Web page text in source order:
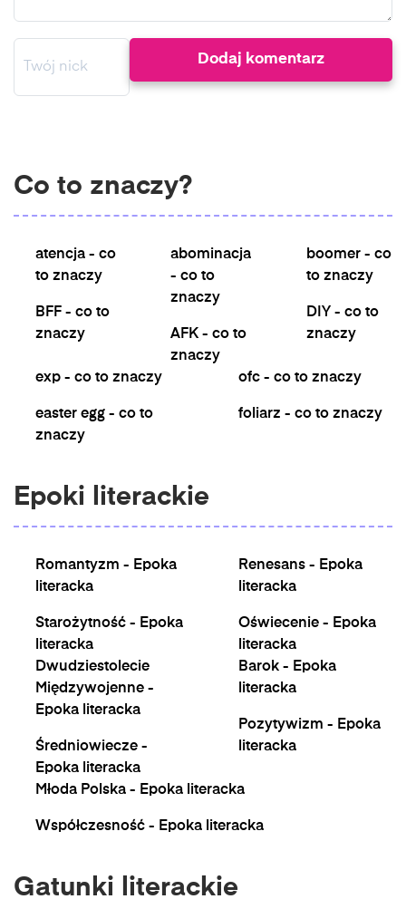
Co to znaczy?
atencja - co
to znaczy
BFF - co to
znaczy
abominacja
- co to
znaczy
AFK - co to
znaczy
boomer - co
to znaczy
DIY - co to
znaczy
exp - co to znaczy
easter egg - co to
znaczy
ofc - co to znaczy
foliarz - co to znaczy
Epoki literackie
Romantyzm - Epoka
literacka
Starożytność - Epoka
literacka
Renesans - Epoka
literacka
Oświecenie - Epoka
literacka
Dwudziestolecie
Międzywojenne -
Epoka literacka
Średniowiecze -
Epoka literacka
Barok - Epoka
literacka
Pozytywizm - Epoka
literacka
Młoda Polska - Epoka literacka
Współczesność - Epoka literacka
Gatunki literackie